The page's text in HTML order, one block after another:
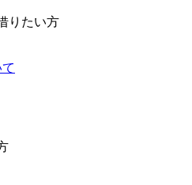
りたい方